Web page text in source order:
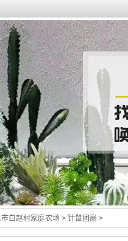
白赵村家庭农场 > 针鼠团扇 >